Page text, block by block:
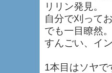
リリン発見。
自分で刈って
でも一目瞭然
すんごい、イ
1本目はソヤで